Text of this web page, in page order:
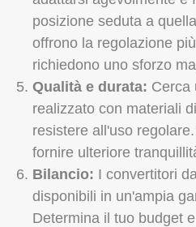
posizione seduta a
offrono la regolazione
richiedono uno sforzo
Qualità e durata: Cerca
realizzato con materiali
resistere all'uso
fornire ulteriore
Bilancio: I convertitori
disponibili in un'ampia
Determina il tuo budget